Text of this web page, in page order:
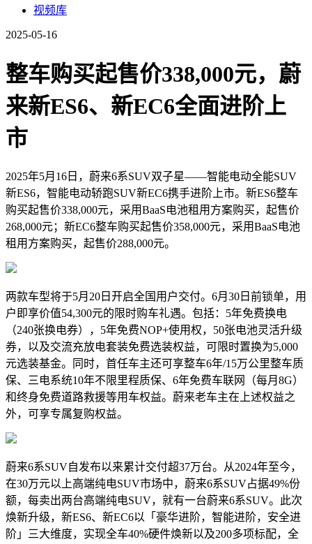
视频库
2025-05-16
整车购买起售价338,000元，蔚
来新ES6、新EC6全面进阶上
市
2025年5月16日，蔚来6系SUV双子星——智能电动全能SUV
新ES6，智能电动轿跑SUV新EC6携手进阶上市。新ES6整车
购买起售价338,000元，采用BaaS电池租用方案购买，起售价
268,000元；新EC6整车购买起售价358,000元，采用BaaS电池
租用方案购买，起售价288,000元。
两款车型将于5月20日开启全国用户交付。6月30日前锁单，用
户即享价值54,300元的限时购车礼遇。包括：5年免费换电
（240张换电券），5年免费NOP+使用权，50张电池灵活升级
券，以及交流充放电套装免费选装权益，可限时置换为5,000
元选装基金。同时，首任车主还可享整车6年/15万公里整车质
保、三电系统10年不限里程质保、6年免费车联网（每月8G）
和终身免费道路救援等用车权益。蔚来老车主在上述权益之
外，可享专属复购权益。
蔚来6系SUV自发布以来累计交付超37万台。从2024年至今，
在30万元以上高端纯电SUV市场中，蔚来6系SUV占据49%份
额，每卖出两台高端纯电SUV，就有一台蔚来6系SUV。此次
焕新升级，新ES6、新EC6以「豪华进阶，智能进阶，安全进
阶」三大维度，实现全车40%硬件焕新以及200多项标配，全